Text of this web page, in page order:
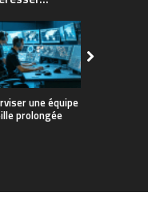
une équipe
prolongée